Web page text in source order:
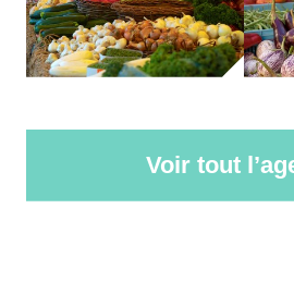
Voir tout